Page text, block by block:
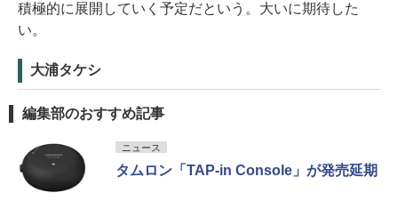
積極的に展開していく予定だという。大いに期待した
い。
大浦タケシ
編集部のおすすめ記事
ニュース
タムロン「TAP-in Console」が発売延期